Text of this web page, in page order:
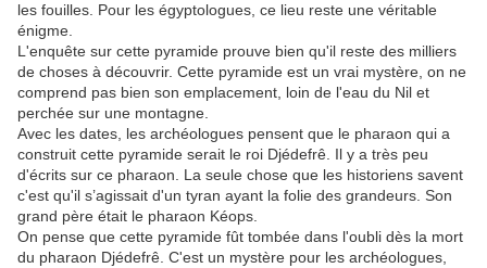
les fouilles. Pour les égyptologues, ce lieu reste une véritable
énigme.
L'enquête sur cette pyramide prouve bien qu'il reste des milliers
de choses à découvrir. Cette pyramide est un vrai mystère, on ne
comprend pas bien son emplacement, loin de l'eau du Nil et
perchée sur une montagne.
Avec les dates, les archéologues pensent que le pharaon qui a
construit cette pyramide serait le roi Djédefrê. Il y a très peu
d'écrits sur ce pharaon. La seule chose que les historiens savent
c'est qu'il s’agissait d'un tyran ayant la folie des grandeurs. Son
grand père était le pharaon Kéops.
On pense que cette pyramide fût tombée dans l'oubli dès la mort
du pharaon Djédefrê. C'est un mystère pour les archéologues,